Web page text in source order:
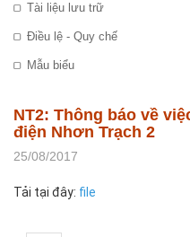
Tài liệu lưu trữ
Điều lệ - Quy chế
Mẫu biểu
NT2: Thông báo về
điện Nhơn Trạch 2
25/08/2017
Tải tại đây: f ile